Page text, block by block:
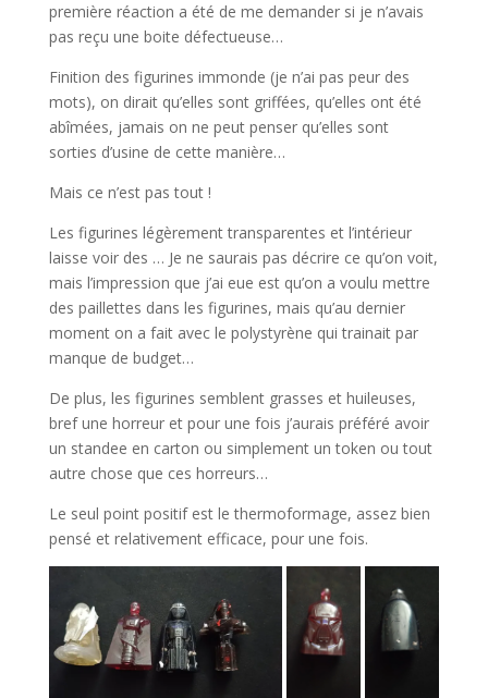
première réaction a été de me demander si je n’avais
pas reçu une boite défectueuse…
Finition des figurines immonde (je n’ai pas peur des
mots), on dirait qu’elles sont griffées, qu’elles ont été
abîmées, jamais on ne peut penser qu’elles sont
sorties d’usine de cette manière…
Mais ce n’est pas tout !
Les figurines légèrement transparentes et l’intérieur
laisse voir des … Je ne saurais pas décrire ce qu’on voit,
mais l’impression que j’ai eue est qu’on a voulu mettre
des paillettes dans les figurines, mais qu’au dernier
moment on a fait avec le polystyrène qui trainait par
manque de budget…
De plus, les figurines semblent grasses et huileuses,
bref une horreur et pour une fois j’aurais préféré avoir
un standee en carton ou simplement un token ou tout
autre chose que ces horreurs…
Le seul point positif est le thermoformage, assez bien
pensé et relativement efficace, pour une fois.